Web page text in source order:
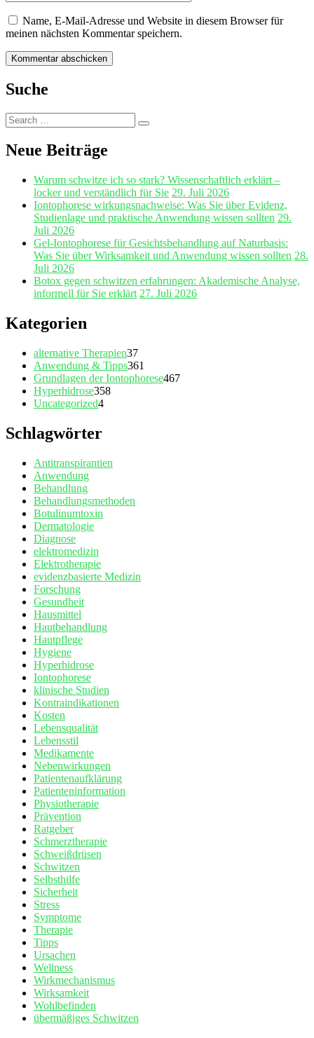
Name, E-Mail-Adresse und Website in diesem Browser für
meinen nächsten Kommentar speichern.
Suche
Search
for:
Search
Neue Beiträge
Warum schwitze ich so stark? Wissenschaftlich erklärt –
locker und verständlich für Sie 29. Juli 2026
Iontophorese wirkungsnachweise: Was Sie über Evidenz,
Studienlage und praktische Anwendung wissen sollten 29.
Juli 2026
Gel‑Iontophorese für Gesichtsbehandlung auf Naturbasis:
Was Sie über Wirksamkeit und Anwendung wissen sollten 28.
Juli 2026
Botox gegen schwitzen erfahrungen: Akademische Analyse,
informell für Sie erklärt 27. Juli 2026
Kategorien
alternative Therapien37
Anwendung & Tipps361
Grundlagen der Iontophorese467
Hyperhidrose358
Uncategorized4
Schlagwörter
Antitranspirantien
Anwendung
Behandlung
Behandlungsmethoden
Botulinumtoxin
Dermatologie
Diagnose
elektromedizin
Elektrotherapie
evidenzbasierte Medizin
Forschung
Gesundheit
Hausmittel
Hautbehandlung
Hautpflege
Hygiene
Hyperhidrose
Iontophorese
klinische Studien
Kontraindikationen
Kosten
Lebensqualität
Lebensstil
Medikamente
Nebenwirkungen
Patientenaufklärung
Patienteninformation
Physiotherapie
Prävention
Ratgeber
Schmerztherapie
Schweißdrüsen
Schwitzen
Selbsthilfe
Sicherheit
Stress
Symptome
Therapie
Tipps
Ursachen
Wellness
Wirkmechanismus
Wirksamkeit
Wohlbefinden
übermäßiges Schwitzen